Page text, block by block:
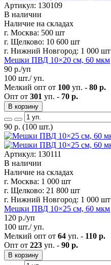
Артикул: 130109
В наличии
Наличие на складах
г. Москва: 500 шт
г. Щелково: 10 600 шт
г. Нижний Новгород: 1 000 шт
Мешки ПВД 10×20 см, 60 мкм
90 р./уп
100 шт./ уп.
Мелкий опт от 100 уп. - 80 р.
Опт от 301 уп. - 70 р.
В корзину
90 р. (100 шт.)
Артикул: 130111
В наличии
Наличие на складах
г. Москва: 1 000 шт
г. Щелково: 21 800 шт
г. Нижний Новгород: 1 000 шт
Мешки ПВД 10×25 см, 60 мкм
120 р./уп
100 шт./ уп.
Мелкий опт от 64 уп. - 110 р.
Опт от 223 уп. - 90 р.
В корзину